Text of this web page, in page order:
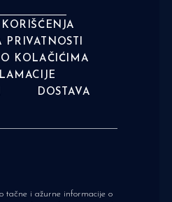
PRIVATNOSTI
KOLAČIĆIMA
DOSTAVA
tačne i ažurne informacije o